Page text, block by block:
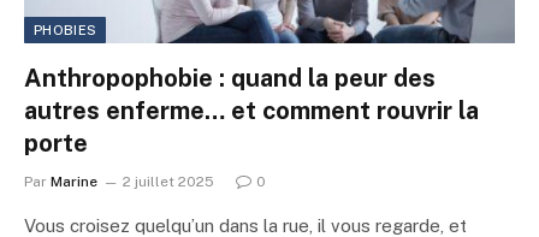
PHOBIES
Anthropophobie : quand la peur des
autres enferme… et comment rouvrir la
porte
Par Marine 2 juillet 2025 0
Vous croisez quelqu’un dans la rue, il vous regarde, et